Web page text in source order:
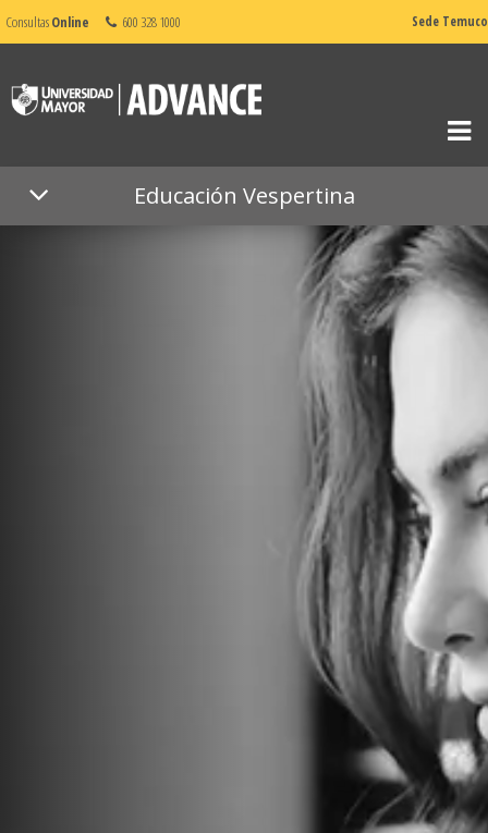
ConsultasOnline 600 328 1000 Sede Temuco
Educación Vespertina